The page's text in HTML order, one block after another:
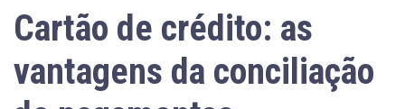
Cartão de crédito: as
vantagens da conciliação